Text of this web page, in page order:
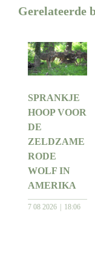
Gerelateerde
SPRANKJE
HOOP VOOR
DE
ZELDZAME
RODE
WOLF IN
AMERIKA
7 08 2026 18:06